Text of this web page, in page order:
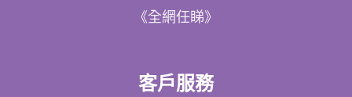
《全網任睇》
客戶服務